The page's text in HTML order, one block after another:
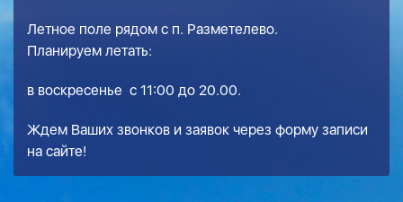
Летное поле рядом с п. Разметелево.
Планируем летать:
в воскресенье с 11:00 до 20.00.
Ждем Ваших звонков и заявок через форму записи
на сайте!